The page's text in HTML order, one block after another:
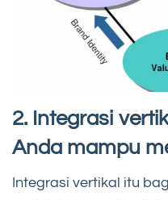
2. Integrasi
Anda mampu
Integrasi vertikal itu